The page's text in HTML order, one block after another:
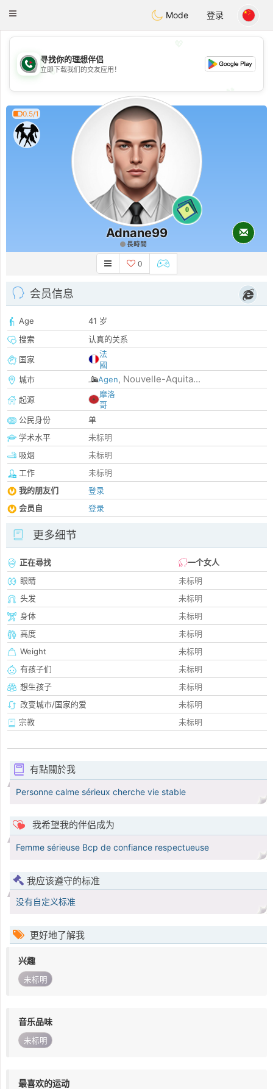
Weshrak
Toggle
Mode 登录
💖
💕
💕
寻找你的理想伴侣
立即下载我们的交友应用！
0.5/1
0
Adnane99
長時間
0
会员信息
Age
41 岁
搜索
认真的关系
国家
法
國
城市
Agen, Nouvelle-Aquita...
起源
摩洛
哥
公民身份
单
学术水平
未标明
吸烟
未标明
工作
未标明
我的朋友们
登录
会员自
登录
更多细节
正在尋找
一个女人
眼睛
未标明
头发
未标明
身体
未标明
高度
未标明
Weight
未标明
有孩子们
未标明
想生孩子
未标明
改变城市/国家的爱
未标明
宗教
未标明
有點關於我
Personne calme sérieux cherche vie stable
我希望我的伴侣成为
Femme sérieuse Bcp de confiance respectueuse
我应该遵守的标准
没有自定义标准
更好地了解我
兴趣
未标明
音乐品味
未标明
最喜欢的运动